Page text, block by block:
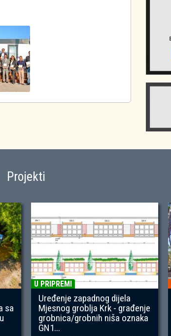
Projekti
sa
U PRIPREMI
Uređenje zapadnog dijela
Mjesnog groblja Krk - građenje
grobnica/grobnih niša oznaka
GN1...